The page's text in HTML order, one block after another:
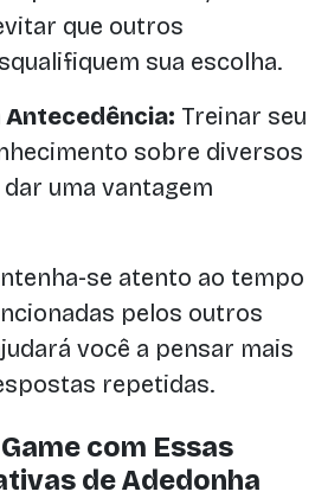
que outros
sua escolha.
Treinar seu
sobre diversos
uma vantagem
se atento ao tempo
pelos outros
você a pensar mais
repetidas.
com Essas
de Adedonha